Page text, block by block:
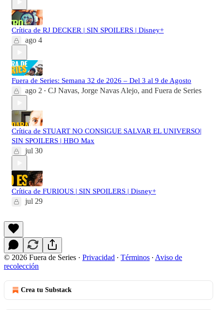
Crítica de RJ DECKER | SIN SPOILERS | Disney+
ago 4
Fuera de Series: Semana 32 de 2026 – Del 3 al 9 de Agosto
ago 2 • CJ Navas, Jorge Navas Alejo, and Fuera de Series
Crítica de STUART NO CONSIGUE SALVAR EL UNIVERSO|
SIN SPOILERS | HBO Max
jul 30
Crítica de FURIOUS | SIN SPOILERS | Disney+
jul 29
© 2026 Fuera de Series · Privacidad ∙ Términos ∙ Aviso de
recolección
Crea tu Substack